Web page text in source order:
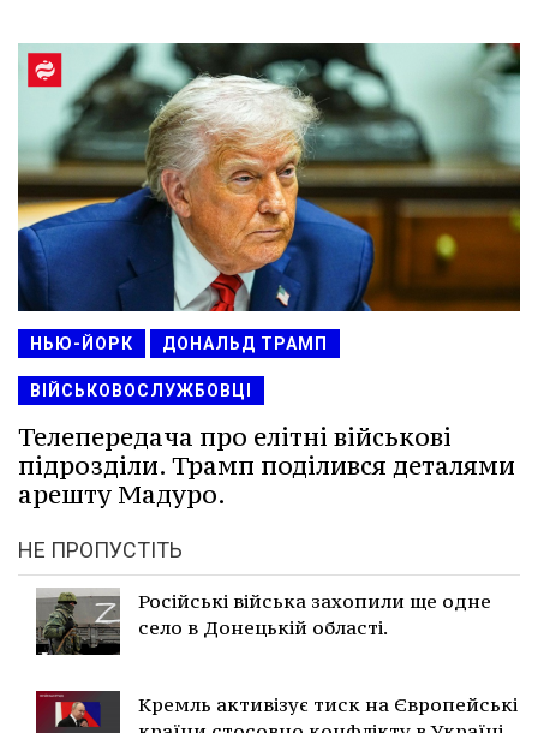
НЬЮ-ЙОРК ДОНАЛЬД ТРАМП
ВІЙСЬКОВОСЛУЖБОВЦІ
Телепередача про елітні військові
підрозділи. Трамп поділився деталями
арешту Мадуро.
НЕ ПРОПУСТІТЬ
Російські війська захопили ще одне
село в Донецькій області.
Кремль активізує тиск на Європейські